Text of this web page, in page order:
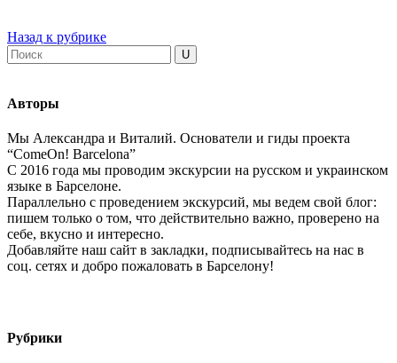
Назад к рубрике
Авторы
Мы Александра и Виталий. Основатели и гиды проекта
“ComeOn! Barcelona”
С 2016 года мы проводим экскурсии на русском и украинском
языке в Барселоне.
Параллельно с проведением экскурсий, мы ведем свой блог:
пишем только о том, что действительно важно, проверено на
себе, вкусно и интересно.
Добавляйте наш сайт в закладки, подписывайтесь на нас в
соц. сетях и добро пожаловать в Барселону!
Рубрики